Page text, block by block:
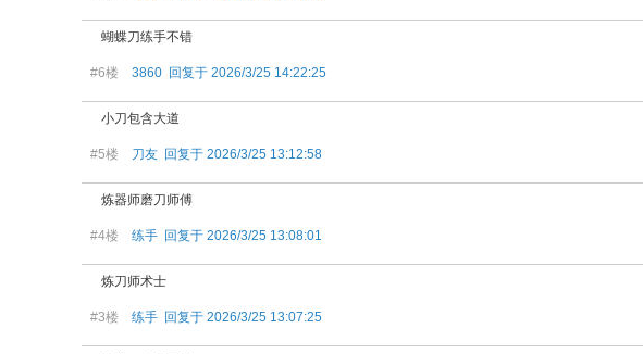
蝴蝶刀练手不错
#6楼 3860 回复于 2026/3/25 14:22:25
小刀包含大道
#5楼 刀友 回复于 2026/3/25 13:12:58
炼器师磨刀师傅
#4楼 练手 回复于 2026/3/25 13:08:01
炼刀师术士
#3楼 练手 回复于 2026/3/25 13:07:25